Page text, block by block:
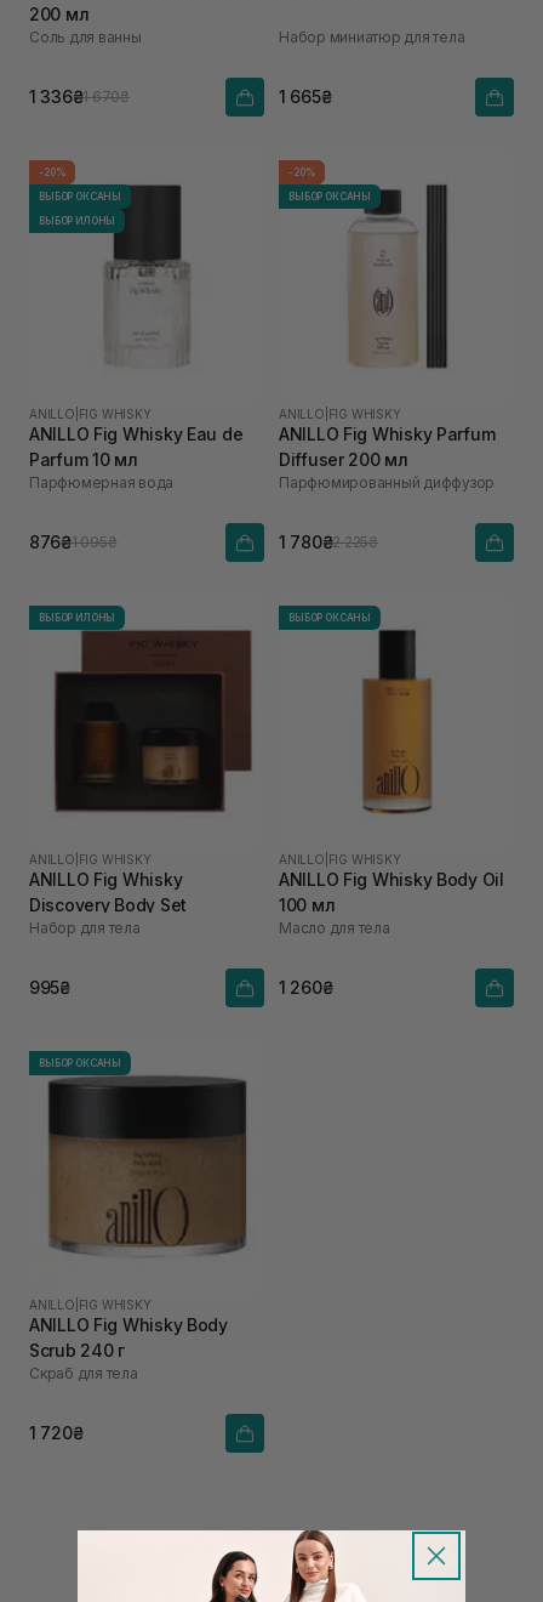
200 мл
Соль для ванны
1 336₴1 670₴
Набор миниатюр для тела
1 665₴
-20%
ВЫБОР ОКСАНЫ
ВЫБОР ИЛОНЫ
ANILLO FIG WHISKY
ANILLO Fig Whisky Eau de
Parfum 10 мл
Парфюмерная вода
876₴1 095₴
-20%
ВЫБОР ОКСАНЫ
ANILLO FIG WHISKY
ANILLO Fig Whisky Parfum
Diffuser 200 мл
Парфюмированный диффузор
1 780₴2 225₴
ВЫБОР ИЛОНЫ
ANILLO FIG WHISKY
ANILLO Fig Whisky
Discovery Body Set
Набор для тела
995₴
ВЫБОР ОКСАНЫ
ANILLO FIG WHISKY
ANILLO Fig Whisky Body Oil
100 мл
Масло для тела
1 260₴
ВЫБОР ОКСАНЫ
ANILLO FIG WHISKY
ANILLO Fig Whisky Body
Scrub 240 г
Скраб для тела
1 720₴